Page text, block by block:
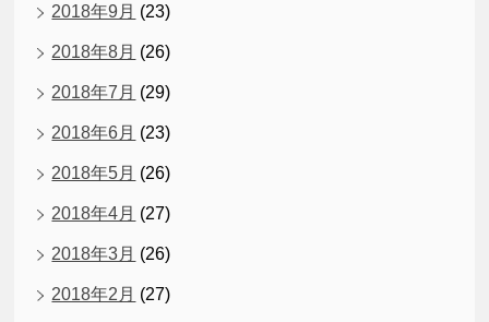
2018年9月 (23)
2018年8月 (26)
2018年7月 (29)
2018年6月 (23)
2018年5月 (26)
2018年4月 (27)
2018年3月 (26)
2018年2月 (27)